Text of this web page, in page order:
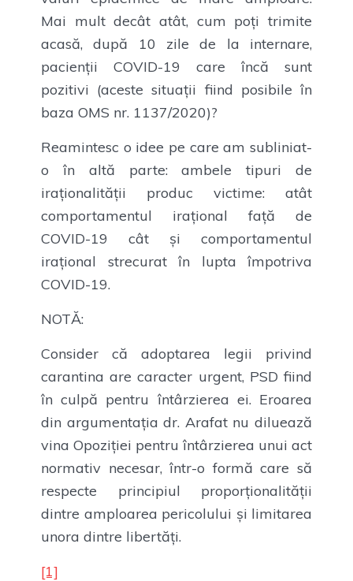
Mai mult decât atât, cum poți trimite
acasă, după 10 zile de la internare,
pacienții COVID-19 care încă sunt
pozitivi (aceste situații fiind posibile în
baza OMS nr. 1137/2020)?
Reamintesc o idee pe care am subliniat-
o în altă parte: ambele tipuri de
iraționalității produc victime: atât
comportamentul irațional față de
COVID-19 cât și comportamentul
irațional strecurat în lupta împotriva
COVID-19.
NOTĂ:
Consider că adoptarea legii privind
carantina are caracter urgent, PSD fiind
în culpă pentru întârzierea ei. Eroarea
din argumentația dr. Arafat nu diluează
vina Opoziției pentru întârzierea unui act
normativ necesar, într-o formă care să
respecte principiul proporționalității
dintre amploarea pericolului și limitarea
unora dintre libertăți.
[1]